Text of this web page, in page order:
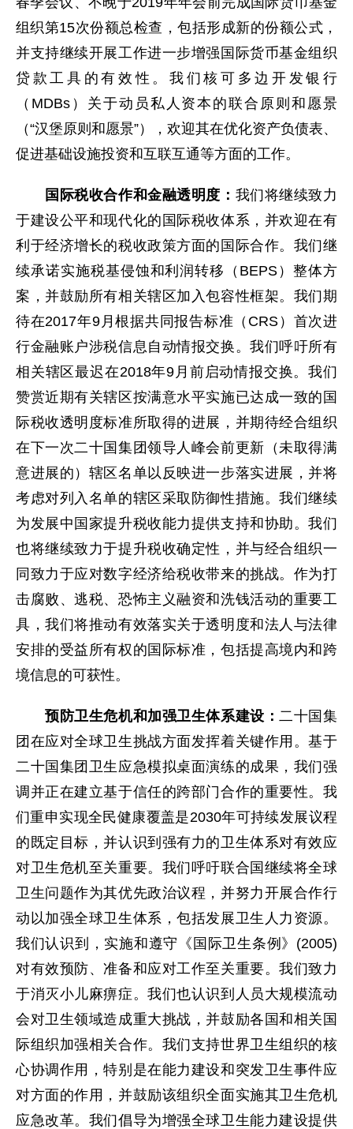
组织第15次份额总检查，包括形成新的份额公式，
并支持继续开展工作进一步增强国际货币基金组织
贷款工具的有效性。我们核可多边开发银行
（MDBs）关于动员私人资本的联合原则和愿景
（“汉堡原则和愿景”），欢迎其在优化资产负债表、
促进基础设施投资和互联互通等方面的工作。
国际税收合作和金融透明度： 我们将继续致力
于建设公平和现代化的国际税收体系，并欢迎在有
利于经济增长的税收政策方面的国际合作。我们继
续承诺实施税基侵蚀和利润转移（BEPS）整体方
案，并鼓励所有相关辖区加入包容性框架。我们期
待在2017年9月根据共同报告标准（CRS）首次进
行金融账户涉税信息自动情报交换。我们呼吁所有
相关辖区最迟在2018年9月前启动情报交换。我们
赞赏近期有关辖区按满意水平实施已达成一致的国
际税收透明度标准所取得的进展，并期待经合组织
在下一次二十国集团领导人峰会前更新（未取得满
意进展的）辖区名单以反映进一步落实进展，并将
考虑对列入名单的辖区采取防御性措施。我们继续
为发展中国家提升税收能力提供支持和协助。我们
也将继续致力于提升税收确定性，并与经合组织一
同致力于应对数字经济给税收带来的挑战。作为打
击腐败、逃税、恐怖主义融资和洗钱活动的重要工
具，我们将推动有效落实关于透明度和法人与法律
安排的受益所有权的国际标准，包括提高境内和跨
境信息的可获性。
预防卫生危机和加强卫生体系建设：二十国集
团在应对全球卫生挑战方面发挥着关键作用。基于
二十国集团卫生应急模拟桌面演练的成果，我们强
调并正在建立基于信任的跨部门合作的重要性。我
们重申实现全民健康覆盖是2030年可持续发展议程
的既定目标，并认识到强有力的卫生体系对有效应
对卫生危机至关重要。我们呼吁联合国继续将全球
卫生问题作为其优先政治议程，并努力开展合作行
动以加强全球卫生体系，包括发展卫生人力资源。
我们认识到，实施和遵守《国际卫生条例》(2005)
对有效预防、准备和应对工作至关重要。我们致力
于消灭小儿麻痹症。我们也认识到人员大规模流动
会对卫生领域造成重大挑战，并鼓励各国和相关国
际组织加强相关合作。我们支持世界卫生组织的核
心协调作用，特别是在能力建设和突发卫生事件应
对方面的作用，并鼓励该组织全面实施其卫生危机
应急改革。我们倡导为增强全球卫生能力建设提供